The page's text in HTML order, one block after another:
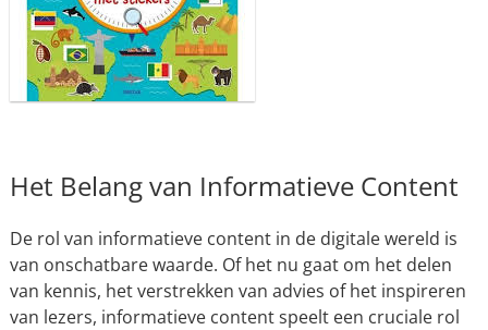
Het Belang van Informatieve Content
De rol van informatieve content in de digitale wereld is
van onschatbare waarde. Of het nu gaat om het delen
van kennis, het verstrekken van advies of het inspireren
van lezers, informatieve content speelt een cruciale rol